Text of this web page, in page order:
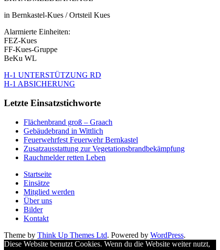
in Bernkastel-Kues / Ortsteil Kues
Alarmierte Einheiten:
FEZ-Kues
FF-Kues-Gruppe
BeKu WL
H-1 UNTERSTÜTZUNG RD
H-1 ABSICHERUNG
Letzte Einsatzstichworte
Flächenbrand groß – Graach
Gebäudebrand in Wittlich
Feuerwehrfest Feuerwehr Bernkastel
Zusatzausstattung zur Vegetationsbrandbekämpfung
Rauchmelder retten Leben
Startseite
Einsätze
Mitglied werden
Über uns
Bilder
Kontakt
Theme by Think Up Themes Ltd. Powered by WordPress.
Diese Website benutzt Cookies. Wenn du die Website weiter nutzt,